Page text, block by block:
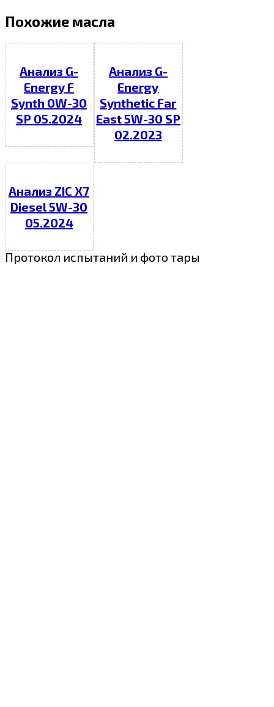
Похожие масла
Анализ G-
Energy F
Synth 0W-30
SP 05.2024
Анализ G-
Energy
Synthetic Far
East 5W-30 SP
02.2023
Анализ ZIC X7
Diesel 5W-30
05.2024
Протокол испытаний и фото тары